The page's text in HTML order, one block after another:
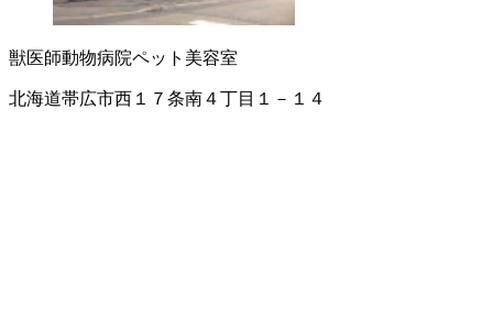
獣医師動物病院ペット美容室
北海道帯広市西１７条南４丁目１－１４